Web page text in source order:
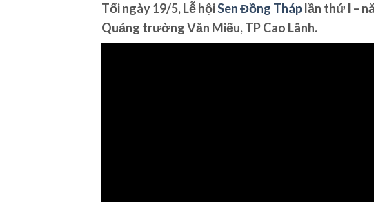
Tối ngày 19/5, Lễ hộiSen Đồng Tháplần thứ I –
Quảng trường Văn Miếu, TP Cao Lãnh.